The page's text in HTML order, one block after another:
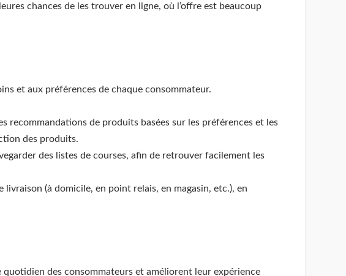
chances de les trouver en ligne, où l’offre est beaucoup
et aux préférences de chaque consommateur.
recommandations de produits basées sur les préférences et les
des produits.
des listes de courses, afin de retrouver facilement les
(à domicile, en point relais, en magasin, etc.), en
des consommateurs et améliorent leur expérience